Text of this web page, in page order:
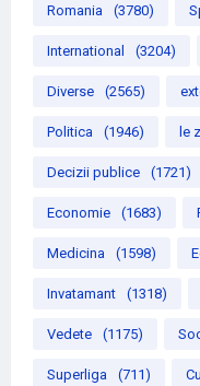
Romania (3780)
International (3204)
Diverse (2565)
Politica (1946) le
Decizii publice (1721)
Economie (1683)
Medicina (1598)
Invatamant (1318)
Vedete (1175)
Superliga (711)